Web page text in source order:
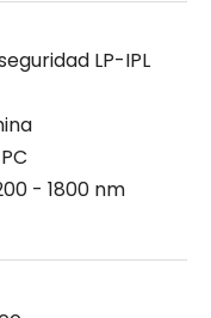
LP-IPL
- 1800 nm